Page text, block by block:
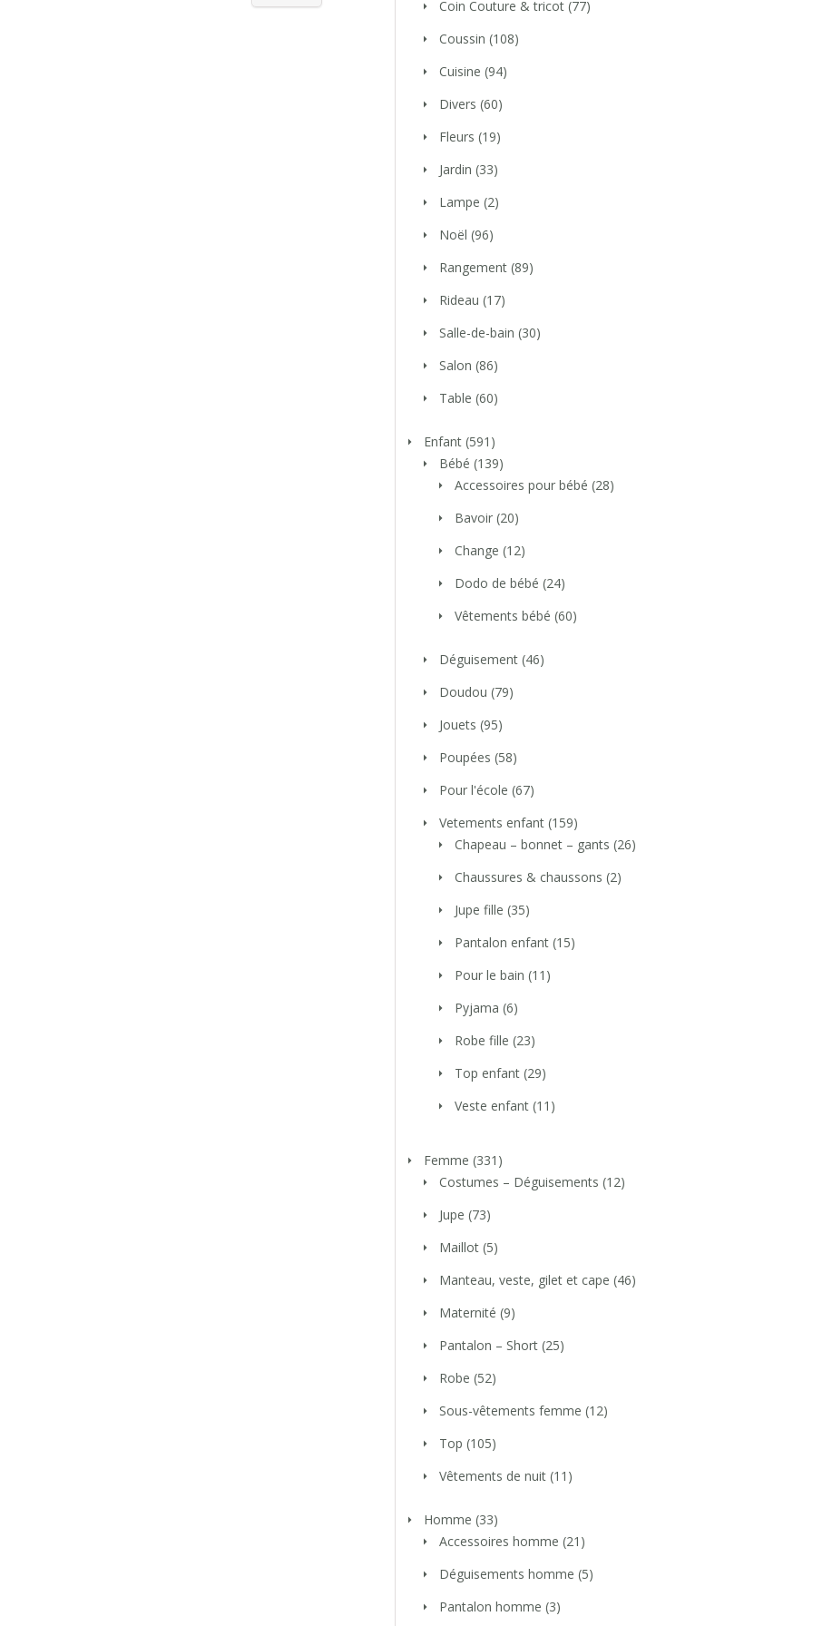
Coin Couture & tricot (77)
Coussin (108)
Cuisine (94)
Divers (60)
Fleurs (19)
Jardin (33)
Lampe (2)
Noël (96)
Rangement (89)
Rideau (17)
Salle-de-bain (30)
Salon (86)
Table (60)
Enfant (591)
Bébé (139)
Accessoires pour bébé (28)
Bavoir (20)
Change (12)
Dodo de bébé (24)
Vêtements bébé (60)
Déguisement (46)
Doudou (79)
Jouets (95)
Poupées (58)
Pour l'école (67)
Vetements enfant (159)
Chapeau – bonnet – gants (26)
Chaussures & chaussons (2)
Jupe fille (35)
Pantalon enfant (15)
Pour le bain (11)
Pyjama (6)
Robe fille (23)
Top enfant (29)
Veste enfant (11)
Femme (331)
Costumes – Déguisements (12)
Jupe (73)
Maillot (5)
Manteau, veste, gilet et cape (46)
Maternité (9)
Pantalon – Short (25)
Robe (52)
Sous-vêtements femme (12)
Top (105)
Vêtements de nuit (11)
Homme (33)
Accessoires homme (21)
Déguisements homme (5)
Pantalon homme (3)